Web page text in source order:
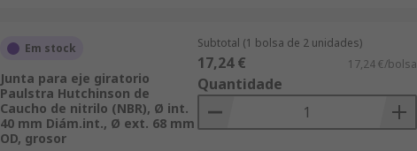
Em stock
Junta para eje giratorio
Paulstra Hutchinson de
Caucho de nitrilo (NBR), Ø int.
40 mm Diám.int., Ø ext. 68 mm
OD, grosor
Subtotal (1 bolsa de 2 unidades)
17,24 € 17,24 €/bolsa
Quantidade